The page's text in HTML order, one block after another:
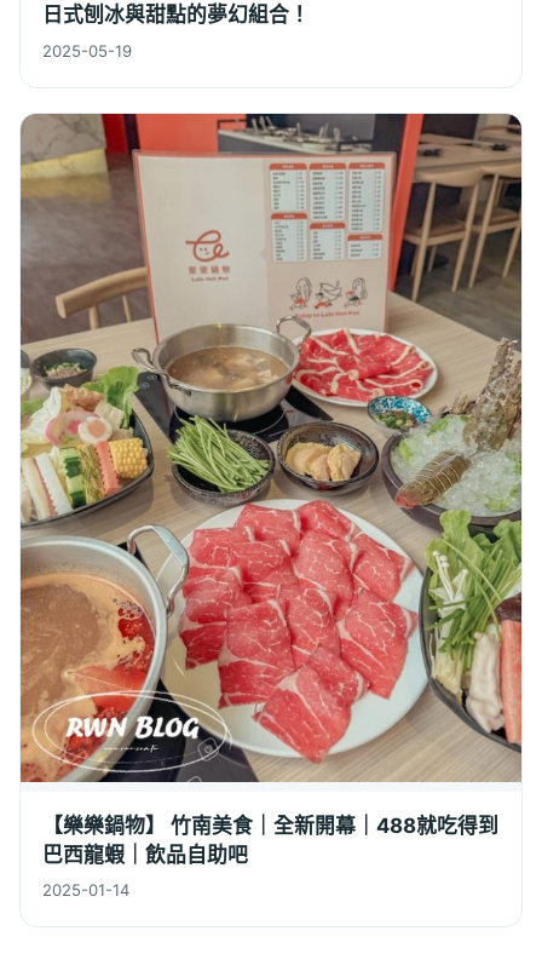
日式刨冰與甜點的夢幻組合！
2025-05-19
【樂樂鍋物】 竹南美食｜全新開幕｜488就吃得到
巴西龍蝦｜飲品自助吧
2025-01-14